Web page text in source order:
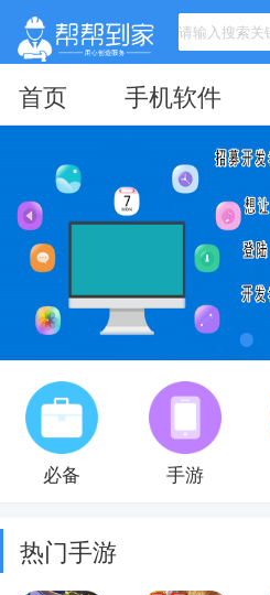
首页 手机软件
必备 手游
热门手游